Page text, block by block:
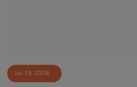
Jul 15, 2026